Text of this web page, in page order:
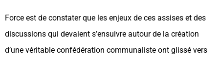
Force est de constater que les enjeux de ces assises et des
discussions qui devaient s’ensuivre autour de la création
d’une véritable confédération communaliste ont glissé vers